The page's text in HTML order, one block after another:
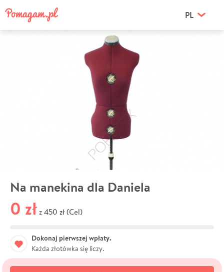
PL
Na manekina dla Daniela
0 zł z 450 zł (Cel)
Dokonaj pierwszej wpłaty.
Każda złotówka się liczy.